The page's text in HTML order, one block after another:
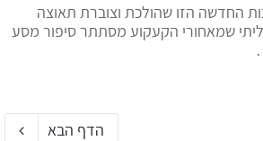
החדשה הזו שהולכת וצוברת תאוצה
שמאחורי הקעקוע מסתתר סיפור מסע
הדף הבא